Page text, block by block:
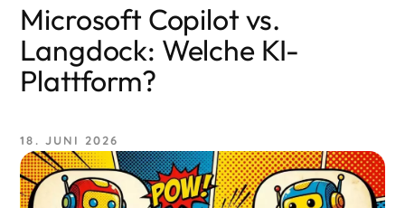
Microsoft Copilot vs.
Langdock: Welche KI-
Plattform?
18. JUNI 2026